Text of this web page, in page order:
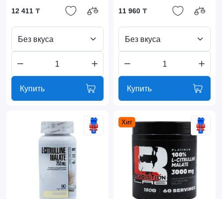
12 411 ₸
Без вкуса
Купить
11 960 ₸
Без вкуса
Купить
Хит